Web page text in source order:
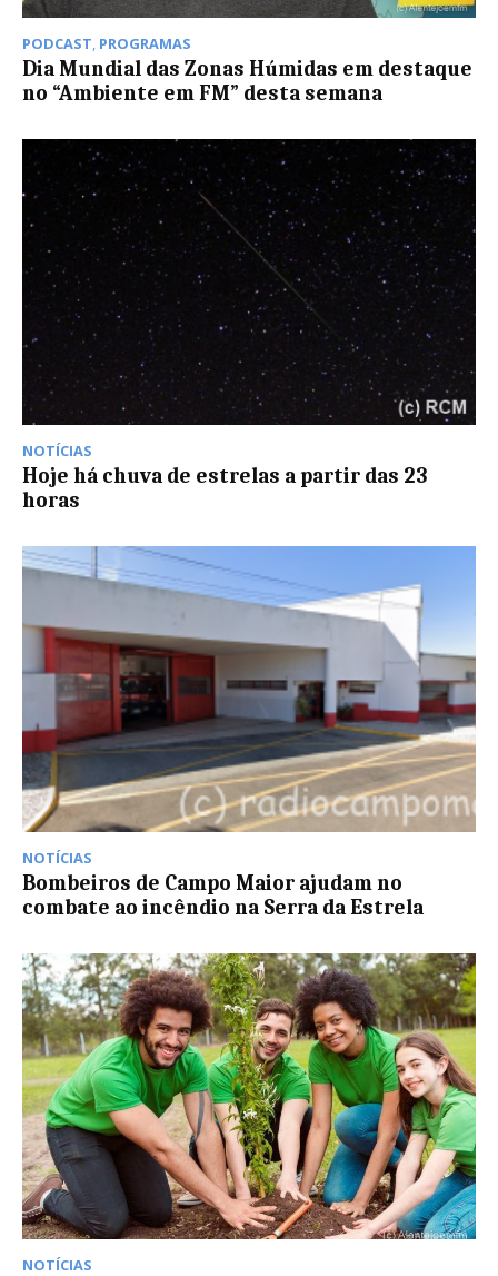
PODCAST, PROGRAMAS
Dia Mundial das Zonas Húmidas em destaque
no “Ambiente em FM” desta semana
NOTÍCIAS
Hoje há chuva de estrelas a partir das 23
horas
NOTÍCIAS
Bombeiros de Campo Maior ajudam no
combate ao incêndio na Serra da Estrela
NOTÍCIAS